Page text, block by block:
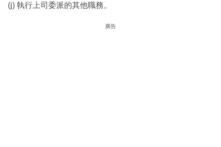
(j) 執行上司委派的其他職務。
廣告